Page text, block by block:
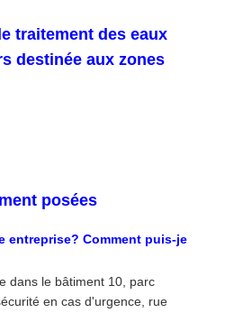
posées
entreprise? Comment puis-je
dans le bâtiment 10, parc
en cas d'urgence, rue